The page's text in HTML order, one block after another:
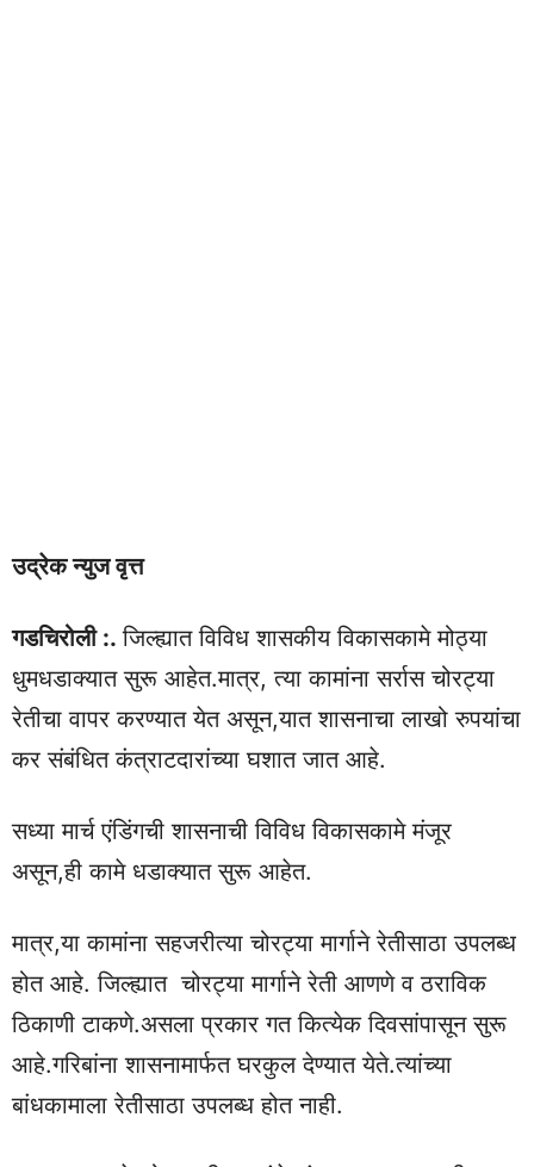
उद्रेक न्युज वृत्त
गडचिरोली :.जिल्ह्यात विविध शासकीय विकासकामे मोठ्या
धुमधडाक्यात सुरू आहेत.मात्र, त्या कामांना सर्रास चोरट्या
रेतीचा वापर करण्यात येत असून,यात शासनाचा लाखो रुपयांचा
कर संबंधित कंत्राटदारांच्या घशात जात आहे.
सध्या मार्च एंडिंगची शासनाची विविध विकासकामे मंजूर
असून,ही कामे धडाक्यात सुरू आहेत.
मात्र,या कामांना सहजरीत्या चोरट्या मार्गाने रेतीसाठा उपलब्ध
होत आहे. जिल्ह्यात चोरट्या मार्गाने रेती आणणे व ठराविक
ठिकाणी टाकणे.असला प्रकार गत कित्येक दिवसांपासून सुरू
आहे.गरिबांना शासनामार्फत घरकुल देण्यात येते.त्यांच्या
बांधकामाला रेतीसाठा उपलब्ध होत नाही.